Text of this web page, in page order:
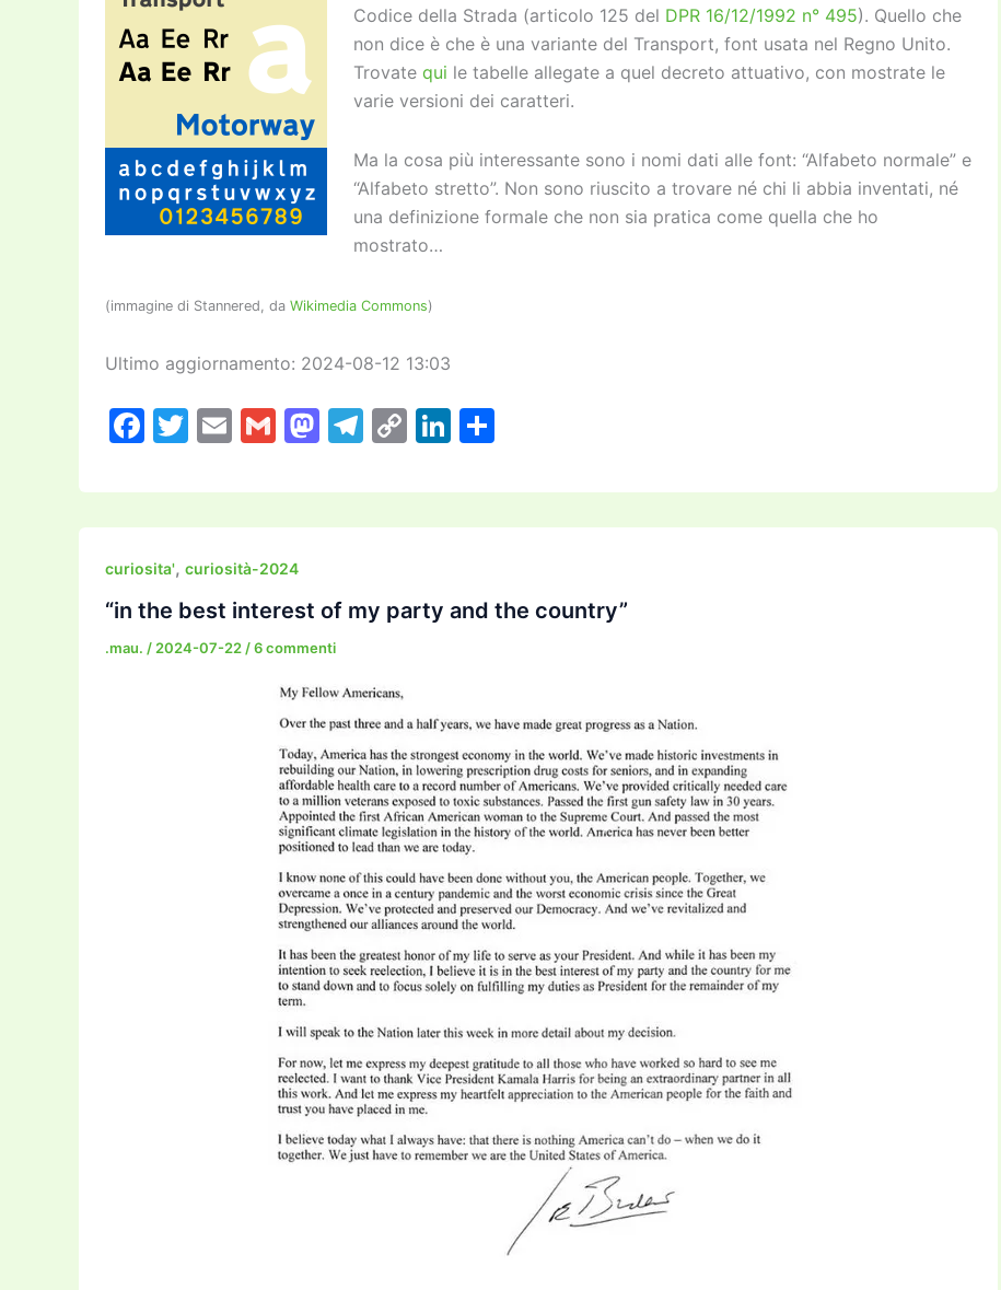
Codice della Strada (articolo 125 del DPR 16/12/1992 n° 495). Quello che
non dice è che è una variante del Transport, font usata nel Regno Unito.
Trovate qui le tabelle allegate a quel decreto attuativo, con mostrate le
varie versioni dei caratteri.
Ma la cosa più interessante sono i nomi dati alle font: “Alfabeto normale” e
“Alfabeto stretto”. Non sono riuscito a trovare né chi li abbia inventati, né
una definizione formale che non sia pratica come quella che ho
mostrato…
(immagine di Stannered, da Wikimedia Commons)
Ultimo aggiornamento: 2024-08-12 13:03
F
c
e
b
o
o
T
itt
er
E
ai
l
G
ai
l
M
st
o
o
n
T
e
gr
m
C
p
y
n
Li
k
e
n
n
di
di
curiosita', curiosità-2024
“in the best interest of my party and the country”
.mau. / 2024-07-22 /6 commenti